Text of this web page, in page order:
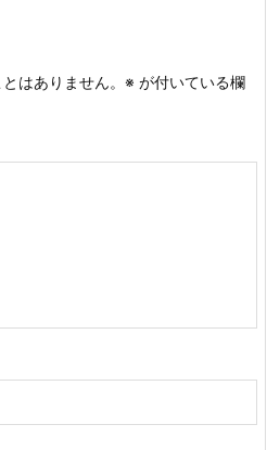
はありません。 ※ が付いている欄